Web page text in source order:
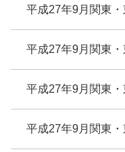
平成27年9月関東
平成27年9月関東
平成27年9月関東
平成27年9月関東